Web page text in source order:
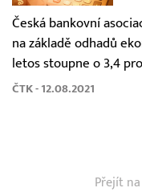
Česká bankovní
na základě odhadů
letos stoupne o 3,4
ČTK - 12.08.2021